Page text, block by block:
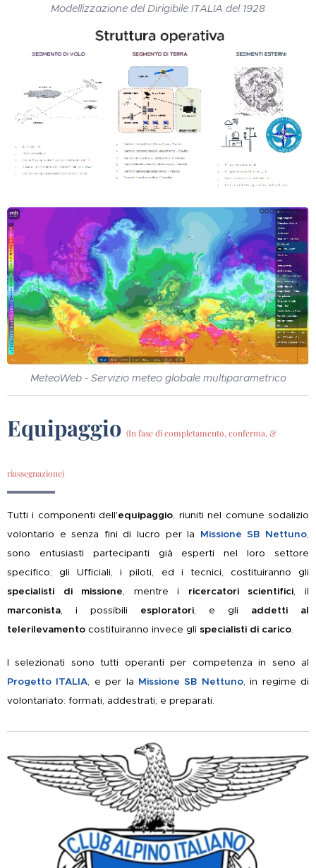
Modellizzazione del Dirigibile ITALIA del 1928
MeteoWeb - Servizio meteo globale multiparametrico
Equipaggio (In fase di completamento, conferma, &
riassegnazione)
Tutti i componenti dell'equipaggio, riuniti nel comune sodalizio
volontario e senza fini di lucro per la Missione SB Nettuno,
sono entusiasti partecipanti già esperti nel loro settore
specifico; gli Ufficiali, i piloti, ed i tecnici, costituiranno gli
specialisti di missione, mentre i ricercatori scientifici, il
marconista, i possibili esploratori, e gli addetti al
telerilevamento costituiranno invece gli specialisti di carico.
I selezionati sono tutti operanti per competenza in seno al
Progetto ITALIA, e per la Missione SB Nettuno, in regime di
volontariato: formati, addestrati, e preparati.